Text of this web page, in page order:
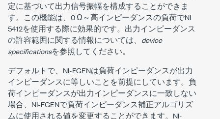
定に基づいて出力信号振幅を構成することができま
す。この機能は、0 Ω～高インピーダンスの負荷でNI
5412を使用する際に効果的です。出力インピーダンス
の許容範囲に関する情報については、 device
specificationsを参照してください。
デフォルトで、NI-FGENは負荷インピーダンスが出力
インピーダンスに等しいことを前提にしています。負
荷インピーダンスが出力インピーダンスに一致しない
場合、NI-FGENで負荷インピーダンス補正アルゴリズ
ムに使用される値を変更することができます。NI-